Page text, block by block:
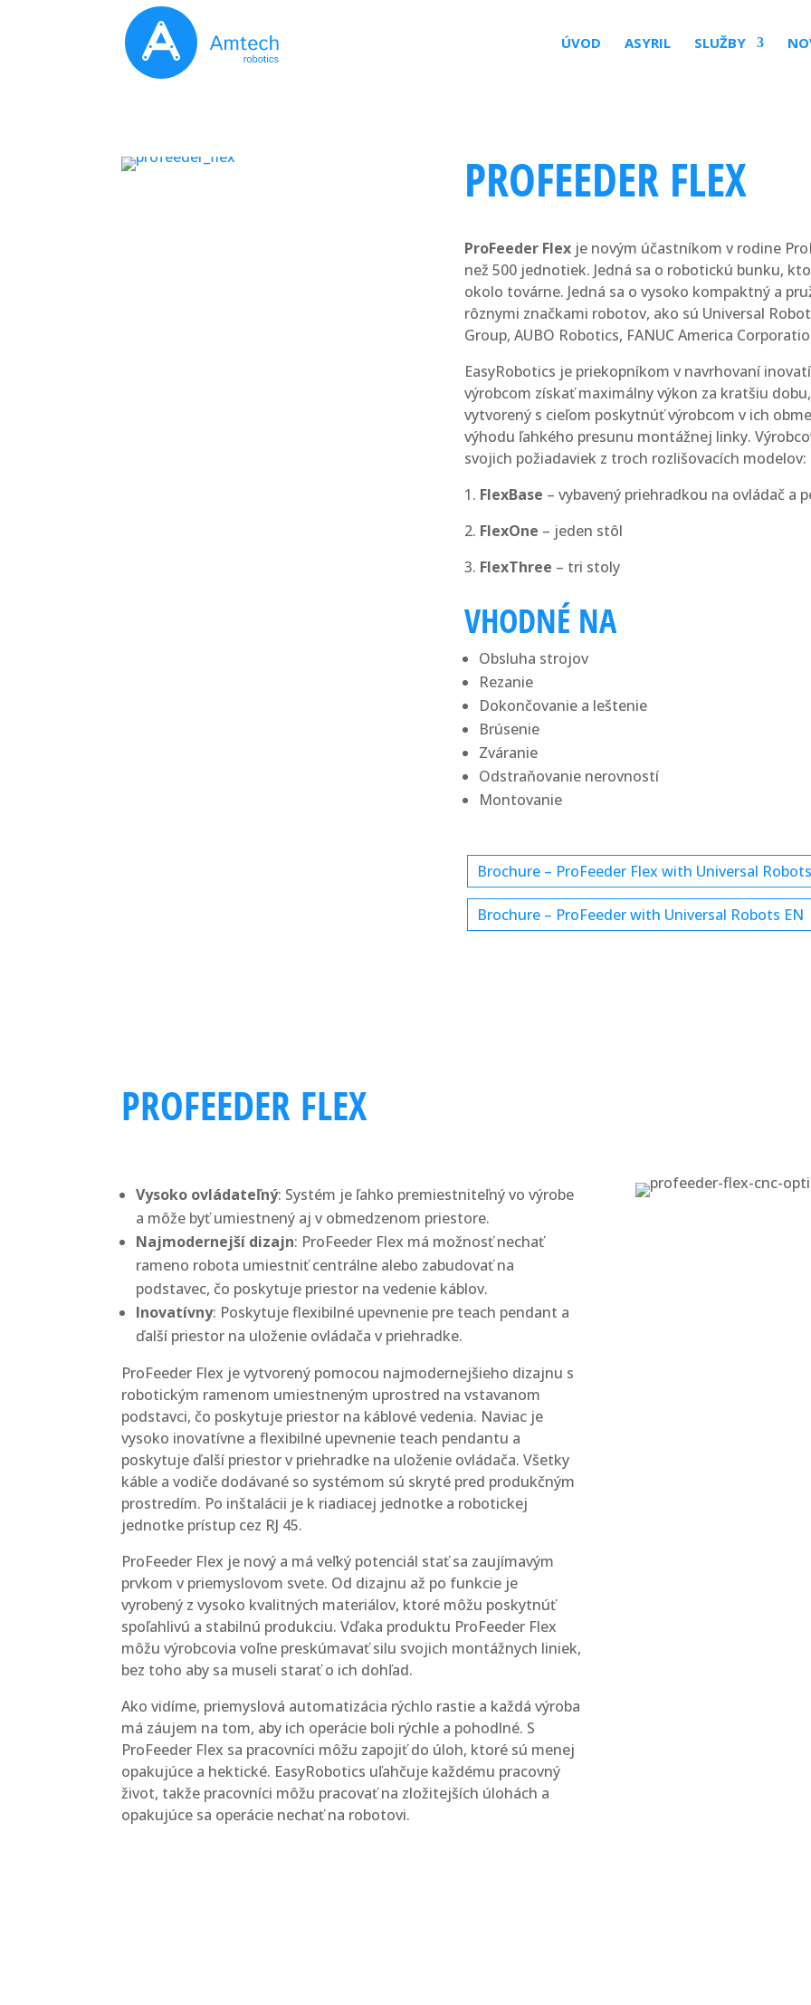
ÚVOD ASYRIL SLUŽBY
PROFEEDER FLEX
ProFeeder Flexje novým účastníkom v rodine
než 500 jednotiek. Jedná sa o robotickú bunku,
okolo továrne. Jedná sa o vysoko kompaktný a
rôznymi značkami robotov, ako sú Universal
Group, AUBO Robotics, FANUC America
EasyRobotics je priekopníkom v navrhovaní
výrobcom získať maximálny výkon za kratšiu
vytvorený s cieľom poskytnúť výrobcom v ich
výhodu ľahkého presunu montážnej linky.
svojich požiadaviek z troch rozlišovacích modelov:
1. FlexBase – vybavený priehradkou na ovládač a
2. FlexOne – jeden stôl
3. FlexThree – tri stoly
VHODNÉ NA
Obsluha strojov
Rezanie
Dokončovanie a leštenie
Brúsenie
Zváranie
Odstraňovanie nerovností
Montovanie
Brochure – ProFeeder Flex with Universal
Brochure – ProFeeder with Universal Robots EN
PROFEEDER FLEX
Vysoko ovládateľný: Systém je ľahko premiestniteľný vo výrobe
a môže byť umiestnený aj v obmedzenom priestore.
Najmodernejší dizajn: ProFeeder Flex má možnosť nechať
rameno robota umiestniť centrálne alebo zabudovať na
podstavec, čo poskytuje priestor na vedenie káblov.
Inovatívny: Poskytuje flexibilné upevnenie pre teach pendant a
ďalší priestor na uloženie ovládača v priehradke.
ProFeeder Flex je vytvorený pomocou najmodernejšieho dizajnu s
robotickým ramenom umiestneným uprostred na vstavanom
podstavci, čo poskytuje priestor na káblové vedenia. Naviac je
vysoko inovatívne a flexibilné upevnenie teach pendantu a
poskytuje ďalší priestor v priehradke na uloženie ovládača. Všetky
káble a vodiče dodávané so systémom sú skryté pred produkčným
prostredím. Po inštalácii je k riadiacej jednotke a robotickej
jednotke prístup cez RJ 45.
ProFeeder Flex je nový a má veľký potenciál stať sa zaujímavým
prvkom v priemyslovom svete. Od dizajnu až po funkcie je
vyrobený z vysoko kvalitných materiálov, ktoré môžu poskytnúť
spoľahlivú a stabilnú produkciu. Vďaka produktu ProFeeder Flex
môžu výrobcovia voľne preskúmavať silu svojich montážnych liniek,
bez toho aby sa museli starať o ich dohľad.
Ako vidíme, priemyslová automatizácia rýchlo rastie a každá výroba
má záujem na tom, aby ich operácie boli rýchle a pohodlné. S
ProFeeder Flex sa pracovníci môžu zapojiť do úloh, ktoré sú menej
opakujúce a hektické. EasyRobotics uľahčuje každému pracovný
život, takže pracovníci môžu pracovať na zložitejších úlohách a
opakujúce sa operácie nechať na robotovi.